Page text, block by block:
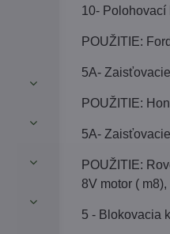
10-
POUŽITIE:
5A-
POUŽITIE:
5A-
POUŽITIE:
8V motor (
5 - Blokovacia